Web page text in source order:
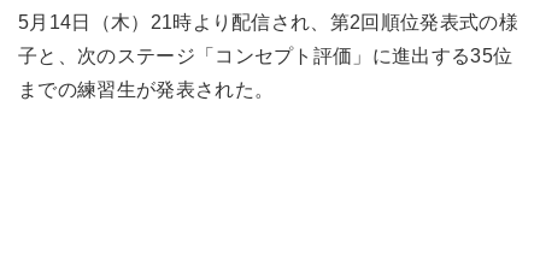
5月14日（木）21時より配信され、第2回順位発表式の様
子と、次のステージ「コンセプト評価」に進出する35位
までの練習生が発表された。